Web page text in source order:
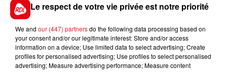
*********
En direct des pistes :
Le respect de votre vie privée est notre priorité
We and our (447) partnersdo the following data processing based on
your consent and/or our legitimate interest: Store and/or access
information on a device; Use limited data to select advertising; Create
profiles for personalised advertising; Use profiles to select personalised
advertising; Measure advertising performance; Measure content